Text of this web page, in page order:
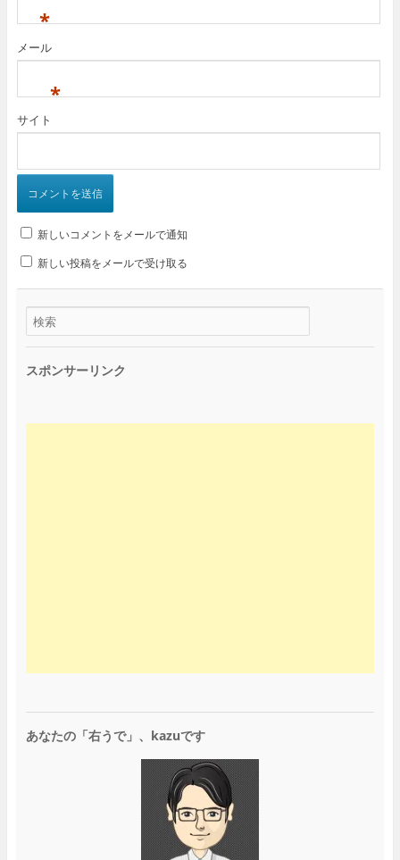
*
メール
*
サイト
新しいコメントをメールで通知
新しい投稿をメールで受け取る
スポンサーリンク
あなたの「右うで」、kazuです